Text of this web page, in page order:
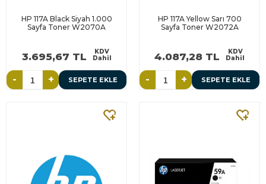
HP 117A Black Siyah 1.000
Sayfa Toner W2070A
3.695,67 TL
KDV
Dahil
- + SEPETE EKLE
HP 117A Yellow Sarı 700
Sayfa Toner W2072A
4.087,28 TL
KDV
Dahil
- + SEPETE EKLE